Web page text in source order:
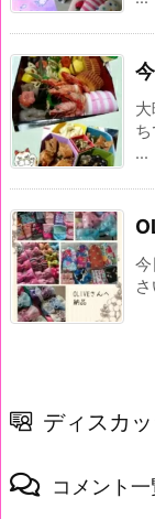
...
今
ディスカ
コメント一